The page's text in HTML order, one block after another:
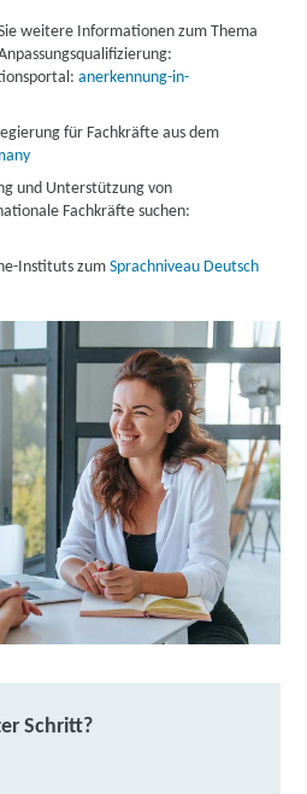
weitere Informationen zum Thema
anerkennung-in-
für Fachkräfte aus dem
und Unterstützung von
Fachkräfte suchen:
Instituts zumSprachniveau Deutsch
Schritt?